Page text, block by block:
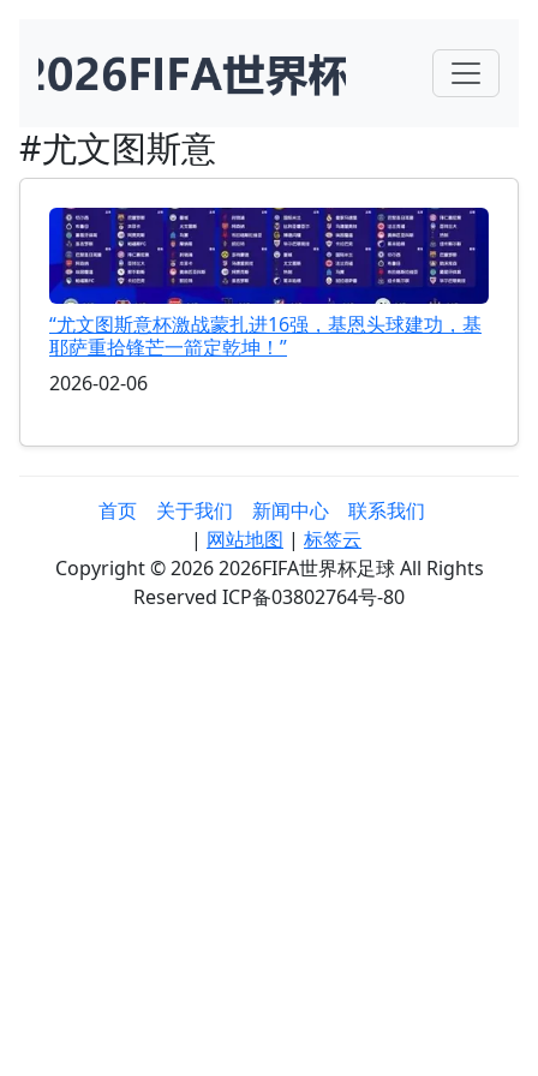
#尤文图斯意
“尤文图斯意杯激战蒙扎进16强，基恩头球建功，基
耶萨重拾锋芒一箭定乾坤！”
2026-02-06
首页 关于我们 新闻中心
联系我们
| 网站地图 | 标签云
Copyright © 2026 2026FIFA世界杯足球 All Rights
Reserved ICP备03802764号-80